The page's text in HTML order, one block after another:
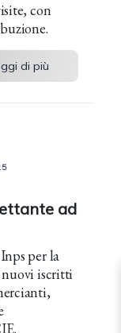
con
di più
ad
per la
iscritti